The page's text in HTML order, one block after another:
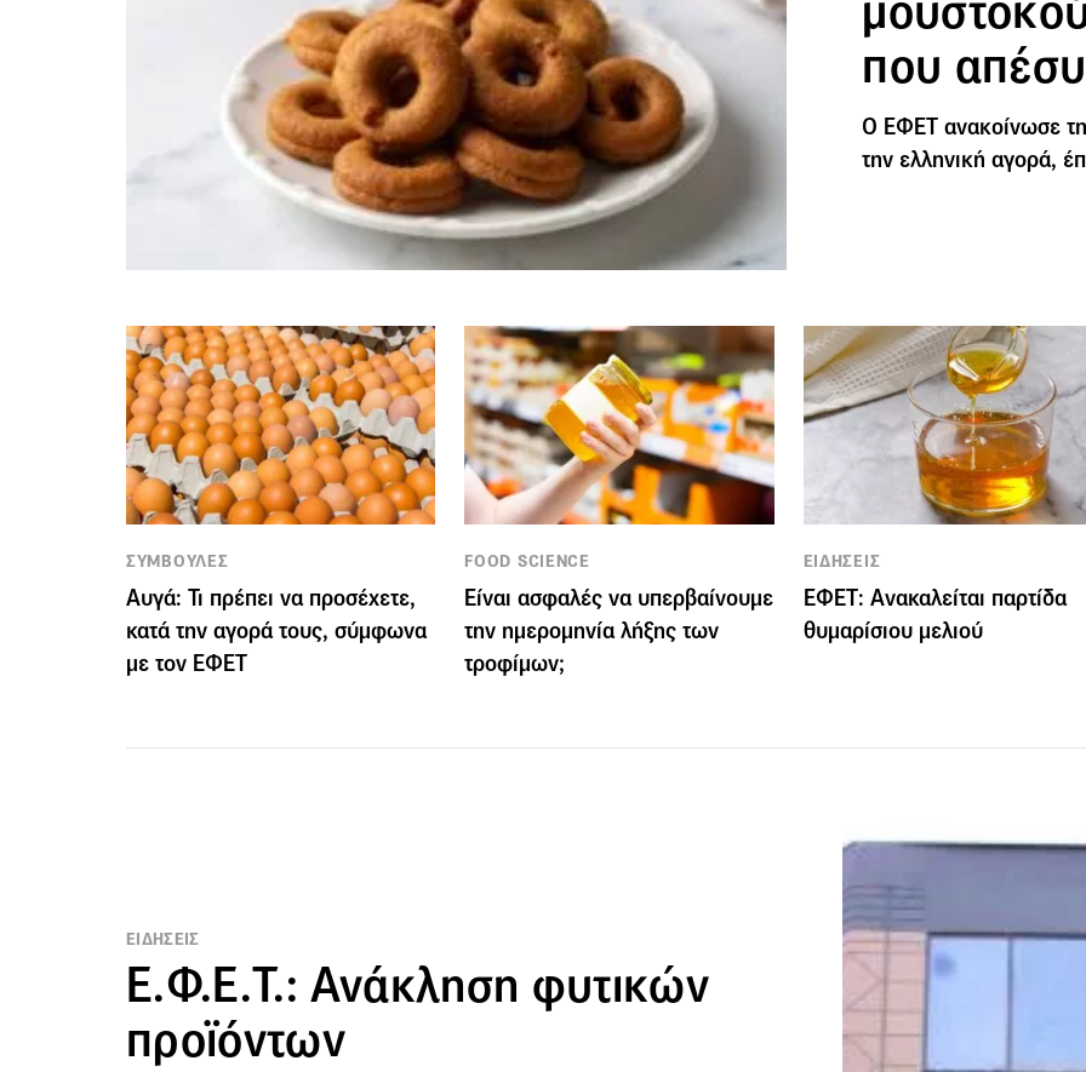
που
Ο ΕΦΕΤ ανακοίνωσε
την ελληνική αγορά,
ΣΥΜΒΟΥΛΕΣ
Αυγά: Τι πρέπει να προσέχετε,
κατά την αγορά τους, σύμφωνα
με τον ΕΦΕΤ
FOOD SCIENCE
Είναι ασφαλές να υπερβαίνουμε
την ημερομηνία λήξης των
τροφίμων;
ΕΙΔΗΣΕΙΣ
ΕΦΕΤ: Ανακαλείται παρτίδα
θυμαρίσιου μελιού
ΕΙΔΗΣΕΙΣ
Ε.Φ.Ε.Τ.: Ανάκληση φυτικών
προϊόντων